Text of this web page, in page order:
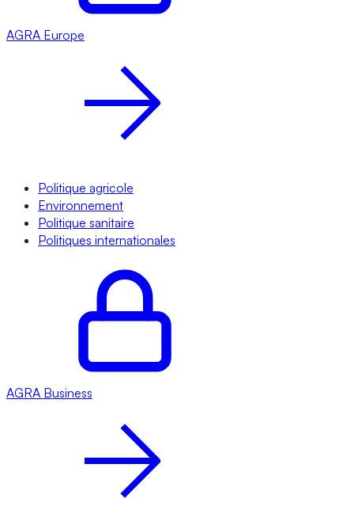
AGRA Europe
Politique agricole
Environnement
Politique sanitaire
Politiques internationales
AGRA Business